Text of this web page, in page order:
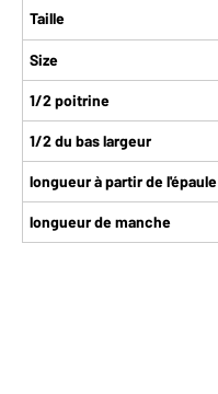
Taille
Size
1/2 poitrine
1/2 du bas largeur
longueur à partir de l'épaule
longueur de manche